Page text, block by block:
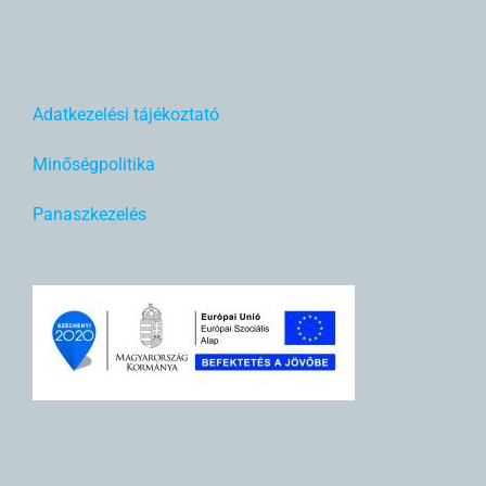
Adatkezelési tájékoztató
Minőségpolitika
Panaszkezelés